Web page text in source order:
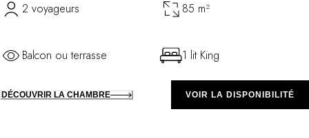
2 voyageurs 85 m²
Balcon ou terrasse 1 lit King
DÉCOUVRIR LA CHAMBRE VOIR LA DISPONIBILITÉ